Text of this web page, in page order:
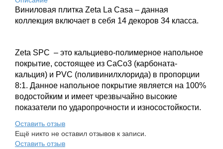
Виниловая плитка Zeta La Casa – данная
коллекция включает в себя 14 декоров 34 класса.
Zeta SPC – это кальциево-полимерное напольное
покрытие, состоящее из CaCo3 (карбоната-
кальция) и PVC (поливинилхлорида) в пропорции
8:1. Данное напольное покрытие является на 100%
водостойким и имеет чрезвычайно высокие
показатели по ударопрочности и износостойкости.
Оставить отзыв
Ещё никто не оставил отзывов к записи.
Оставить отзыв